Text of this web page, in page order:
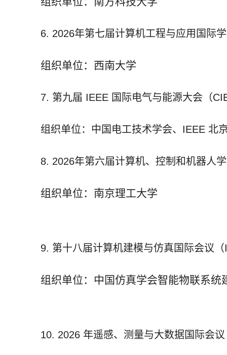
6. 2026年第七届计算机工程与应用国际
组织单位：西南大学
7. 第九届 IEEE 国际电气与能源大会（
组织单位：中国电工技术学会、 IEEE 北
8. 2026年第六届计算机、控制和机器人
组织单位：南京理工大学
9. 第十八届计算机建模与仿真国际会议（
组织单位：中国仿真学会智能物联系
10. 2026 年遥感、测量与大数据国际会议